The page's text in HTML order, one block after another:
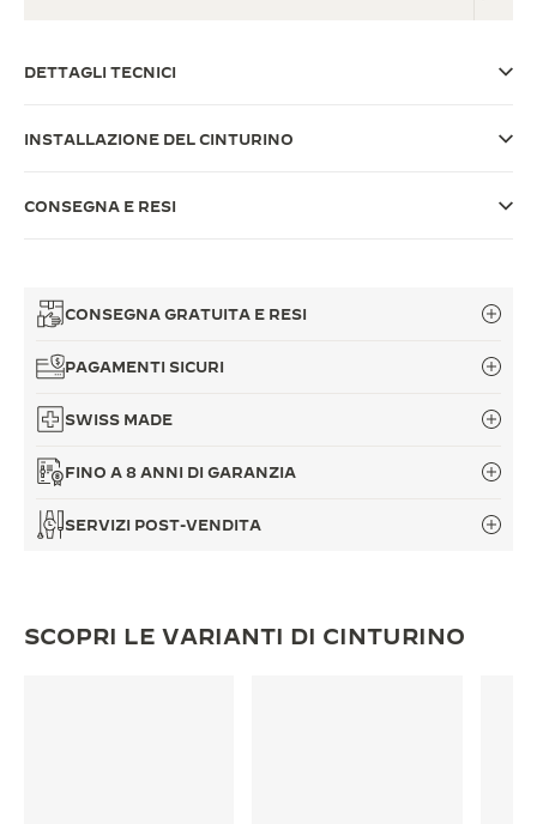
THE PRECISION PIONEER
VEDERE TUTTI GLI EVENTI
DETTAGLI TECNICI
INSTALLAZIONE DEL CINTURINO
CONSEGNA E RESI
CONSEGNA GRATUITA E RESI
PAGAMENTI SICURI
SWISS MADE
FINO A 8 ANNI DI GARANZIA
SERVIZI POST-VENDITA
SCOPRI LE VARIANTI DI CINTURINO